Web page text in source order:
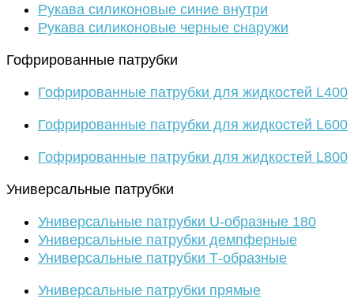
Рукава силиконовые синие внутри
Рукава силиконовые черные снаружи
Гофрированные патрубки
Гофрированные патрубки для жидкостей L400
Гофрированные патрубки для жидкостей L600
Гофрированные патрубки для жидкостей L800
Универсальные патрубки
Универсальные патрубки U-образные 180
Универсальные патрубки демпферные
Универсальные патрубки Т-образные
Универсальные патрубки прямые